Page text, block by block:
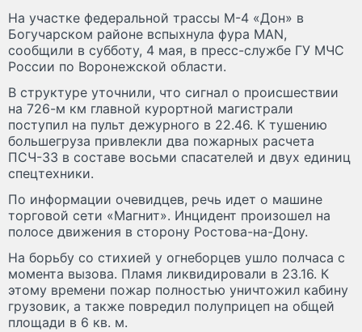
На участке федеральной трассы М-4 «Дон» в
Богучарском районе вспыхнула фура MAN,
сообщили в субботу, 4 мая, в пресс-службе ГУ МЧС
России по Воронежской области.
В структуре уточнили, что сигнал о происшествии
на 726-м км главной курортной магистрали
поступил на пульт дежурного в 22.46. К тушению
большегруза привлекли два пожарных расчета
ПСЧ-33 в составе восьми спасателей и двух единиц
спецтехники.
По информации очевидцев, речь идет о машине
торговой сети «Магнит». Инцидент произошел на
полосе движения в сторону Ростова-на-Дону.
На борьбу со стихией у огнеборцев ушло полчаса с
момента вызова. Пламя ликвидировали в 23.16. К
этому времени пожар полностью уничтожил кабину
грузовик, а также повредил полуприцеп на общей
площади в 6 кв. м.